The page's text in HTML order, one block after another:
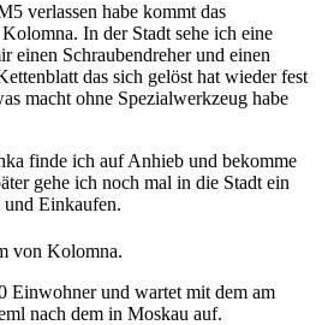
verlassen habe kommt das
In der Stadt sehe ich eine
einen Schraubendreher und einen
das sich gelöst hat wieder fest
macht ohne Spezialwerkzeug habe
finde ich auf Anhieb und bekomme
gehe ich noch mal in die Stadt ein
Einkaufen.
von Kolomna.
Einwohner und wartet mit dem am
nach dem in Moskau auf.